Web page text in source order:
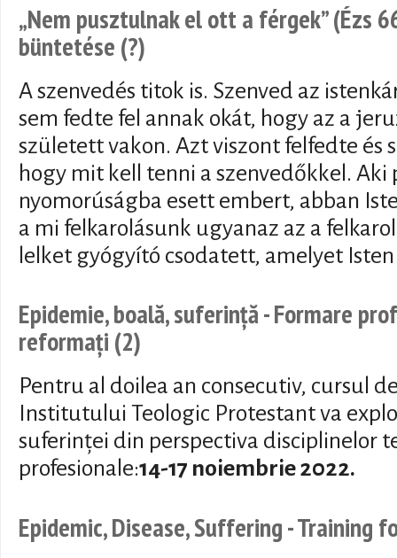
„Nem pusztulnak el ott a férgek” (Ézs
büntetése (?)
A szenvedés titok is. Szenved az
sem fedte fel annak okát, hogy az a
született vakon. Azt viszont felfedte és
hogy mit kell tenni a szenvedőkkel.
nyomorúságba esett embert, abban
a mi felkarolásunk ugyanaz az a
lelket gyógyító csodatett, amelyet
Epidemie, boală, suferință - Formare
reformați (2)
Pentru al doilea an consecutiv, cursul
Institutului Teologic Protestant va
suferinței din perspectiva disciplinelor
profesionale:14-17 noiembrie 2022.
Epidemic, Disease, Suffering - Training